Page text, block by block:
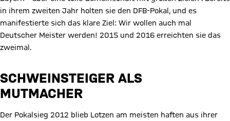
in ihrem zweiten Jahr holten sie den DFB-Pokal, und es
manifestierte sich das klare Ziel: Wir wollen auch mal
Deutscher Meister werden! 2015 und 2016 erreichten sie das
zweimal.
SCHWEINSTEIGER ALS
MUTMACHER
Der Pokalsieg 2012 blieb Lotzen am meisten haften aus ihrer